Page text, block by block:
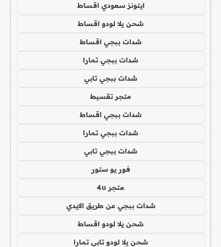
ايتونز سعودي اقساط
شحن يلا لودو اقساط
شدات ببجي اقساط
شدات ببجي تمارا
شدات ببجي تابي
متجر تقسيط
شدات ببجي اقساط
شدات ببجي تمارا
شدات ببجي تابي
فور يو ستور
متجر 4u
شدات ببجي عن طريق الايدي
شحن يلا لودو اقساط
شحن يلا لودو تابي تمارا